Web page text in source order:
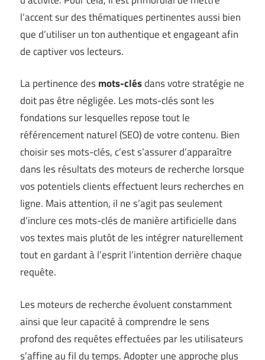
l’accent sur des thématiques pertinentes aussi bien
que d’utiliser un ton authentique et engageant afin
de captiver vos lecteurs.
La pertinence desmots-clésdans votre stratégie ne
doit pas être négligée. Les mots-clés sont les
fondations sur lesquelles repose tout le
référencement naturel (SEO) de votre contenu. Bien
choisir ses mots-clés, c’est s’assurer d’apparaître
dans les résultats des moteurs de recherche lorsque
vos potentiels clients effectuent leurs recherches en
ligne. Mais attention, il ne s’agit pas seulement
d’inclure ces mots-clés de manière artificielle dans
vos textes mais plutôt de les intégrer naturellement
tout en gardant à l’esprit l’intention derrière chaque
requête.
Les moteurs de recherche évoluent constamment
ainsi que leur capacité à comprendre le sens
profond des requêtes effectuées par les utilisateurs
s’affine au fil du temps. Adopter une approche plus